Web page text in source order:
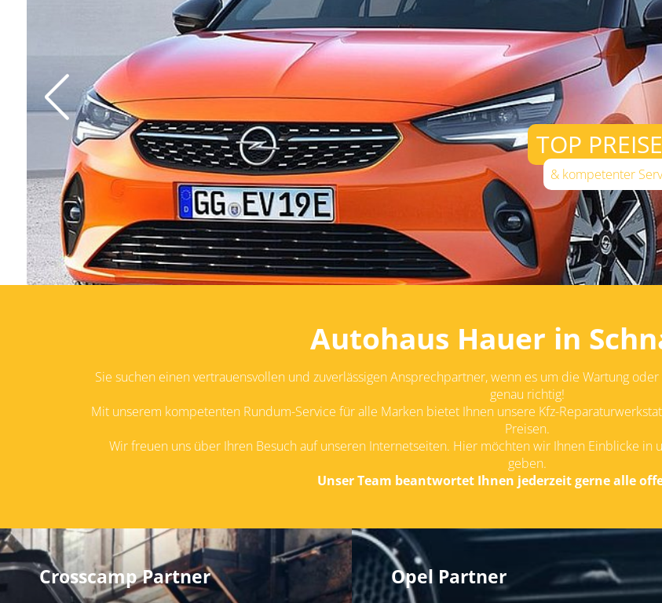
RUNDUM
Alles aus einer
Autohaus Hauer in
Sie suchen einen vertrauensvollen und zuverlässigen Ansprechpartner, wenn es um die Wartung
genau richtig!
Mit unserem kompetenten Rundum-Service für alle Marken bietet Ihnen unsere Kfz-
Preisen.
Wir freuen uns über Ihren Besuch auf unseren Internetseiten. Hier möchten wir Ihnen Einblicke in
geben.
Unser Team beantwortet Ihnen jederzeit gerne alle
Crosscamp Partner Opel Partner